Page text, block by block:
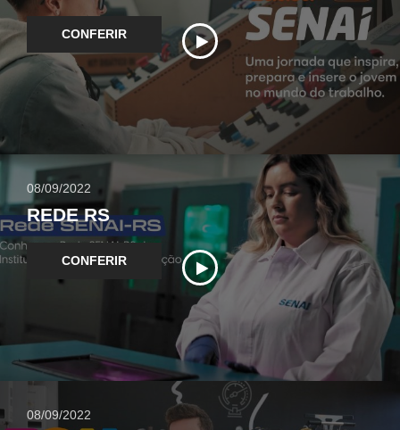
CONFERIR
08/09/2022
REDE RS
CONFERIR
08/09/2022